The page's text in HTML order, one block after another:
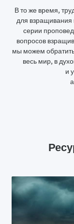
В то же время,
для взращивания
серии
вопросов
мы можем
весь мир, в
и